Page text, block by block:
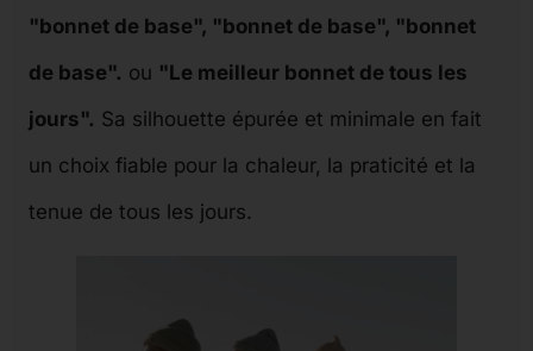
"bonnet de base", "bonnet de base", "bonnet
de base". ou "Le meilleur bonnet de tous les
jours". Sa silhouette épurée et minimale en fait
un choix fiable pour la chaleur, la praticité et la
tenue de tous les jours.